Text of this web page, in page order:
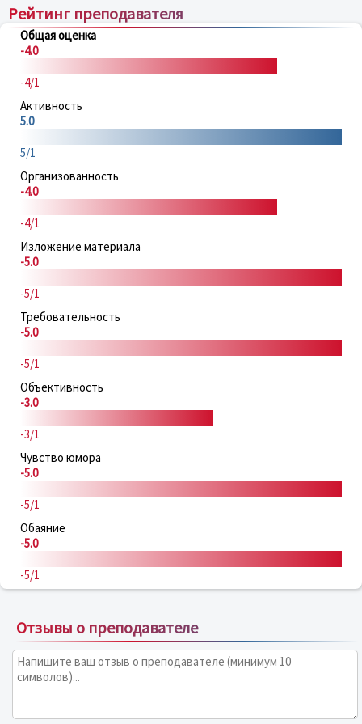
Рейтинг преподавателя
Общая оценка
-4.0
-4/1
Активность
5.0
5/1
Организованность
-4.0
-4/1
Изложение материала
-5.0
-5/1
Требовательность
-5.0
-5/1
Объективность
-3.0
-3/1
Чувство юмора
-5.0
-5/1
Обаяние
-5.0
-5/1
Отзывы о преподавателе